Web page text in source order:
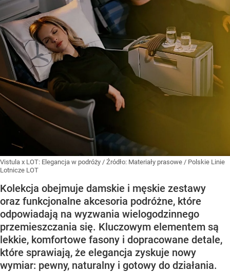
Vistula x LOT: Elegancja w podróży / Źródło: Materiały prasowe / Polskie Linie
Lotnicze LOT
Kolekcja obejmuje damskie i męskie zestawy
oraz funkcjonalne akcesoria podróżne, które
odpowiadają na wyzwania wielogodzinnego
przemieszczania się. Kluczowym elementem są
lekkie, komfortowe fasony i dopracowane detale,
które sprawiają, że elegancja zyskuje nowy
wymiar: pewny, naturalny i gotowy do działania.